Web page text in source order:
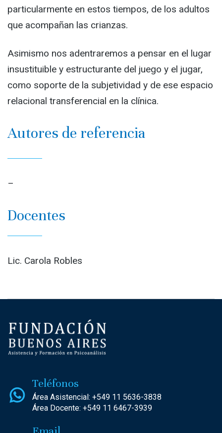
particularmente en estos tiempos, de los adultos
que acompañan las crianzas.
Asimismo nos adentraremos a pensar en el lugar
insustituible y estructurante del juego y el jugar,
como soporte de la subjetividad y de ese espacio
relacional transferencial en la clínica.
Autores de referencia
–
Docentes
Lic. Carola Robles
Teléfonos
Área Asistencial: +549 11 5636-3838
Área Docente: +549 11 6467-3939